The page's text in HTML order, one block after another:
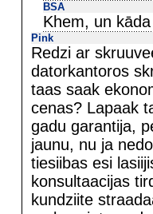
BSA
Khem, un
Pink
Redzi ar
datorkantoros
taas saak
cenas? Lapaak
gadu garantija,
jaunu, nu ja
tiesiibas esi
konsultaacijas
kundziite